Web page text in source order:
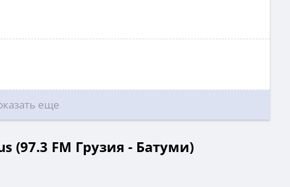
еще
(97.3 FM Грузия - Батуми)